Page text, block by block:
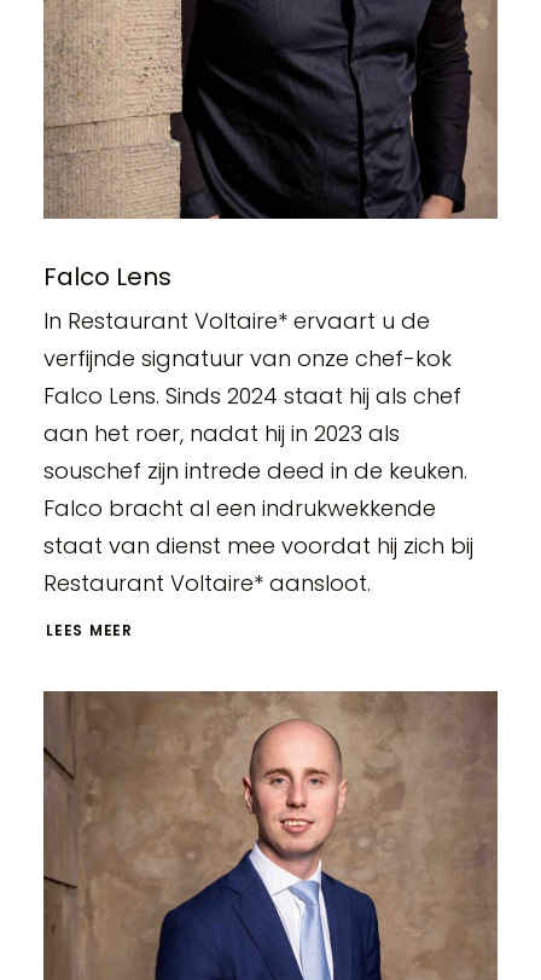
Falco Lens
In Restaurant Voltaire* ervaart u de
verfijnde signatuur van onze chef-kok
Falco Lens. Sinds 2024 staat hij als chef
aan het roer, nadat hij in 2023 als
souschef zijn intrede deed in de keuken.
Falco bracht al een indrukwekkende
staat van dienst mee voordat hij zich bij
Restaurant Voltaire* aansloot.
LEES MEER